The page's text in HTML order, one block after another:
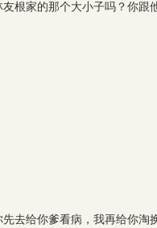
根家的那个大小子吗？你跟
去给你爹看病，我再给你淘